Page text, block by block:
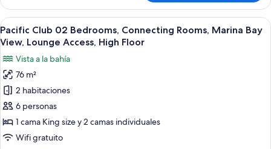
Access,
High
Floor,
City
View
Jungle
Suite,
Connecting
Rooms,
Children
Amenities,
Lounge
Access,
High
Floor,
View
Ver
todas
fotos
de
Pacific
Club
02
Bedrooms,
Habitación de hotel con una cama
7
Pacific Club 02 Bedrooms, Connecting Rooms, Marina Bay
View, Lounge Access, High Floor
Vista a la bahía
76 m²
2 habitaciones
6 personas
1 cama King size y 2 camas individuales
Wifi gratuito